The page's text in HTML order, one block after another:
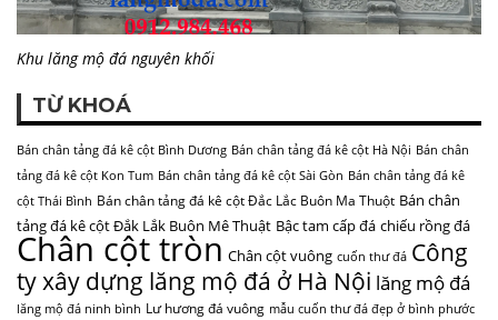
Khu lăng mộ đá nguyên khối
TỪ KHOÁ
Bán chân tảng đá kê cột Bình Dương Bán chân tảng đá kê cột Hà Nội Bán chân
tảng đá kê cột Kon Tum Bán chân tảng đá kê cột Sài Gòn Bán chân tảng đá kê
cột Thái Bình Bán chân tảng đá kê cột Đắc Lắc Buôn Ma Thuột Bán chân
tảng đá kê cột Đắk Lắk Buôn Mê Thuật Bậc tam cấp đá chiếu rồng đá
Chân cột tròn Chân cột vuông cuốn thư đá Công
ty xây dựng lăng mộ đá ở Hà Nội lăng mộ đá
lăng mộ đá ninh bình Lư hương đá vuông mẫu cuốn thư đá đẹp ở bình phước